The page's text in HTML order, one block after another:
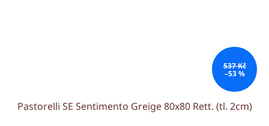
537 Kč
–53 %
Pastorelli SE Sentimento Greige 80x80 Rett. (tl. 2cm)